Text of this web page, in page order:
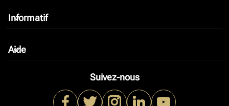
Informatif
keyboard_arrow_down
Aide
keyboard_arrow_down
Suivez-nous